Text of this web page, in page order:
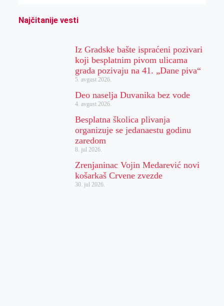
Najčitanije vesti
Iz Gradske bašte ispraćeni pozivari
koji besplatnim pivom ulicama
grada pozivaju na 41. „Dane piva“
5. avgust 2026.
Deo naselja Duvanika bez vode
4. avgust 2026.
Besplatna školica plivanja
organizuje se jedanaestu godinu
zaredom
8. jul 2026.
Zrenjaninac Vojin Medarević novi
košarkaš Crvene zvezde
30. jul 2026.